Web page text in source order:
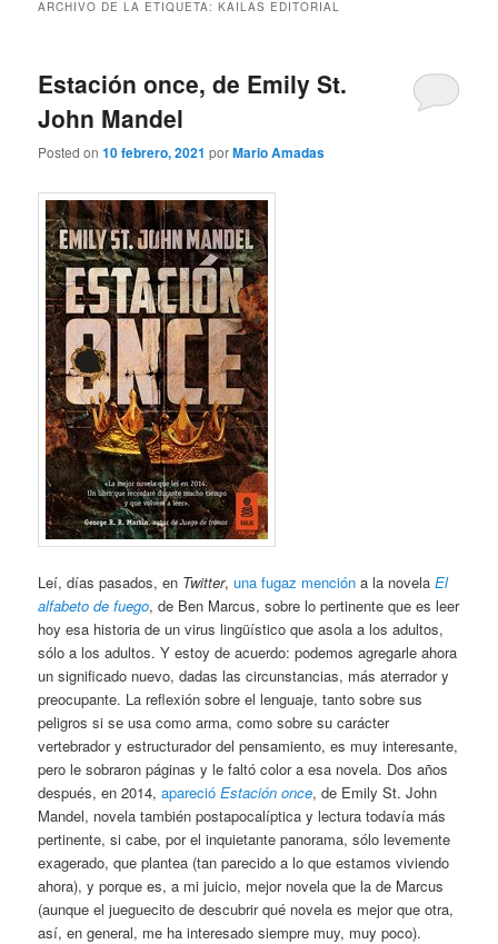
ARCHIVO DE LA ETIQUETA:KAILAS EDITORIAL
Estación once, de Emily St.
John Mandel
Posted on10 febrero, 2021 porMario Amadas
Leí, días pasados, en Twitter,una fugaz mención a la novelaEl
alfabeto de fuego, de Ben Marcus, sobre lo pertinente que es leer
hoy esa historia de un virus lingüístico que asola a los adultos,
sólo a los adultos. Y estoy de acuerdo: podemos agregarle ahora
un significado nuevo, dadas las circunstancias, más aterrador y
preocupante. La reflexión sobre el lenguaje, tanto sobre sus
peligros si se usa como arma, como sobre su carácter
vertebrador y estructurador del pensamiento, es muy interesante,
pero le sobraron páginas y le faltó color a esa novela. Dos años
después, en 2014,aparecióEstación once, de Emily St. John
Mandel, novela también postapocalíptica y lectura todavía más
pertinente, si cabe, por el inquietante panorama, sólo levemente
exagerado, que plantea (tan parecido a lo que estamos viviendo
ahora), y porque es, a mi juicio, mejor novela que la de Marcus
(aunque el jueguecito de descubrir qué novela es mejor que otra,
así, en general, me ha interesado siempre muy, muy poco).